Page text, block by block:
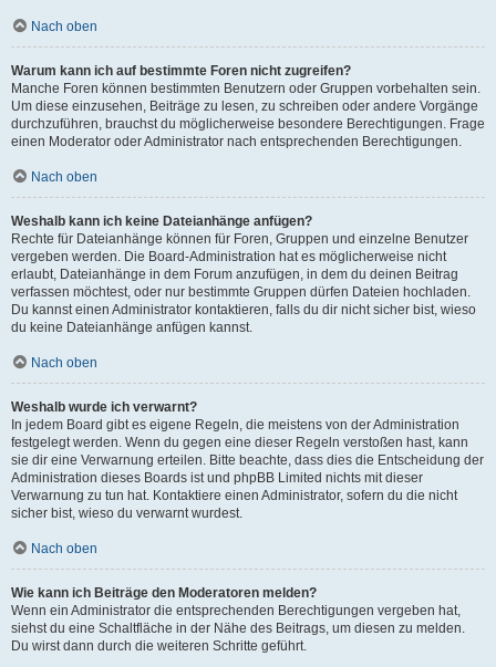
Nach oben
Warum kann ich auf bestimmte Foren nicht zugreifen?
Manche Foren können bestimmten Benutzern oder Gruppen vorbehalten sein.
Um diese einzusehen, Beiträge zu lesen, zu schreiben oder andere Vorgänge
durchzuführen, brauchst du möglicherweise besondere Berechtigungen. Frage
einen Moderator oder Administrator nach entsprechenden Berechtigungen.
Nach oben
Weshalb kann ich keine Dateianhänge anfügen?
Rechte für Dateianhänge können für Foren, Gruppen und einzelne Benutzer
vergeben werden. Die Board-Administration hat es möglicherweise nicht
erlaubt, Dateianhänge in dem Forum anzufügen, in dem du deinen Beitrag
verfassen möchtest, oder nur bestimmte Gruppen dürfen Dateien hochladen.
Du kannst einen Administrator kontaktieren, falls du dir nicht sicher bist, wieso
du keine Dateianhänge anfügen kannst.
Nach oben
Weshalb wurde ich verwarnt?
In jedem Board gibt es eigene Regeln, die meistens von der Administration
festgelegt werden. Wenn du gegen eine dieser Regeln verstoßen hast, kann
sie dir eine Verwarnung erteilen. Bitte beachte, dass dies die Entscheidung der
Administration dieses Boards ist und phpBB Limited nichts mit dieser
Verwarnung zu tun hat. Kontaktiere einen Administrator, sofern du die nicht
sicher bist, wieso du verwarnt wurdest.
Nach oben
Wie kann ich Beiträge den Moderatoren melden?
Wenn ein Administrator die entsprechenden Berechtigungen vergeben hat,
siehst du eine Schaltfläche in der Nähe des Beitrags, um diesen zu melden.
Du wirst dann durch die weiteren Schritte geführt.